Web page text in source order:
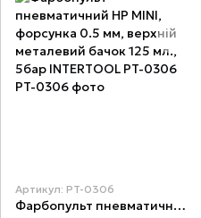
Артикул: PT-0306
Фарбопульт пневматичний HP MINI, форсунка 0.5 мм, верхній металевий бачок 125 мл., 5бар INTERTOOL PT-0306